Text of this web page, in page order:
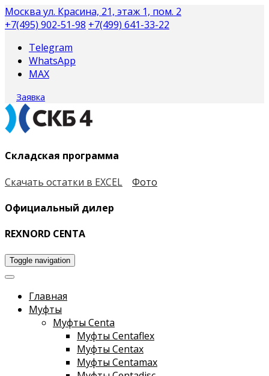
Москва ул. Красина, 21, этаж 1, пом. 2
+7(495) 902-51-98 +7(499) 641-33-22
Telegram
WhatsApp
MAX
Заявка
Складская программа
Скачать остатки в EXCEL
Фото
Официальный дилер
REXNORD CENTA
Toggle navigation
Главная
Муфты
Муфты Centa
Муфты Centaflex
Муфты Centax
Муфты Centamax